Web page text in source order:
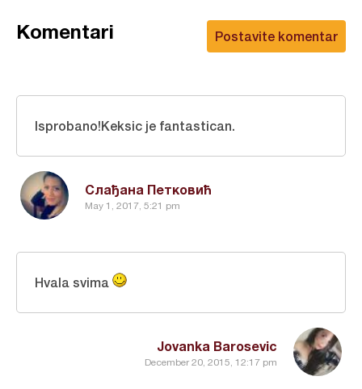
Postavite komentar
Komentari
Слађана Петковић
May 1, 2017, 5:21 pm
Isprobano!Keksic je fantastican.
Jovanka Barosevic
December 20, 2015, 12:17 pm
Hvala svima